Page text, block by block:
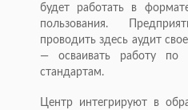
будет работать в
пользования.
проводить здесь аудит
— осваивать работу по
стандартам.
Центр интегрируют в